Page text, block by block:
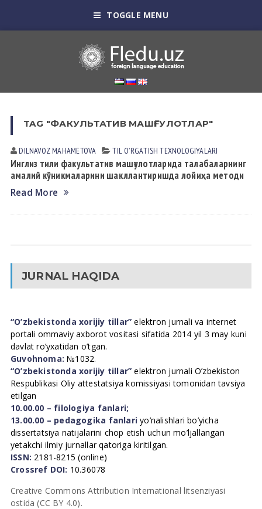
TOGGLE MENU
TAG "ФАКУЛЬТАТИВ МАШҒГУЛОТЛАР"
DILNAVOZ MАHАMETOVА TIL OʼRGАTISH TEXNOLOGIYALАRI
Инглиз тили факультатив машғулотларида талабаларнинг
амалий кўникмаларини шакллантиришда лойиҳа методи
Read More
JURNAL HAQIDA
“O’zbekistonda xorijiy tillar” elektron jurnali va internet
portali ommaviy axborot vositasi sifatida 2014 yil 3 may kuni
davlat ro’yxatidan o’tgan.
Guvohnoma: №1032.
“O’zbekistonda xorijiy tillar” elektron jurnali O’zbekiston
Respublikasi Oliy attestatsiya komissiyasi tomonidan tavsiya
etilgan
10.00.00 – filologiya fanlari;
13.00.00 – pedagogika fanlari yo’nalishlari bo’yicha
dissertatsiya natijalarini chop etish uchun mo’ljallangan
yetakchi ilmiy jurnallar qatoriga kiritilgan.
ISSN: 2181-8215 (online)
Crossref DOI: 10.36078
Creative Commons Attribution International litsenziyasi
ostida (CC BY 4.0).